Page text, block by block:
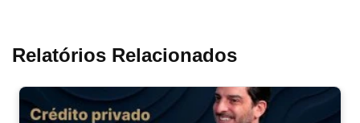
Relatórios Relacionados